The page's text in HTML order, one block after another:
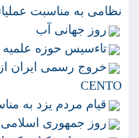
نظامى به مناسبت
روز جهانى آب
تاءسيس حوزه
خروج رسمى ايران
CENTO
قيام مردم يزد به
روز جمهورى اسلامى